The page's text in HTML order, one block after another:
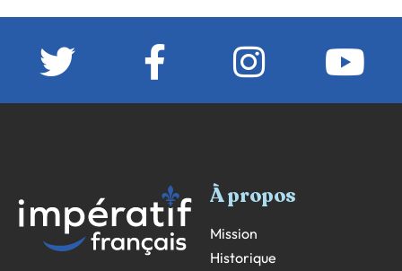
À propos
Mission
Historique